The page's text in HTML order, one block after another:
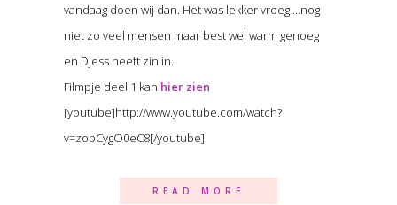
vandaag doen wij dan. Het was lekker vroeg …nog
niet zo veel mensen maar best wel warm genoeg
en Djess heeft zin in.
Filmpje deel 1 kan hier zien
[youtube]http://www.youtube.com/watch?
v=zopCygO0eC8[/youtube]
READ MORE